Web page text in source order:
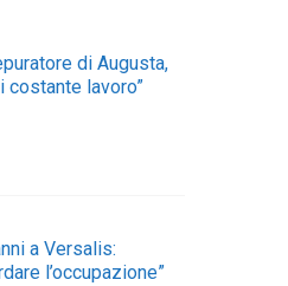
di Augusta,
costante lavoro”
a Versalis:
l’occupazione”